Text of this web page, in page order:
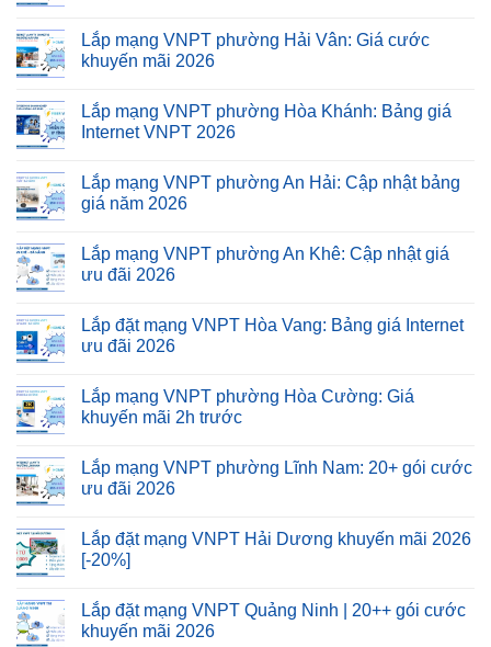
Lắp mạng VNPT phường Hải Vân: Giá cước
khuyến mãi 2026
Lắp mạng VNPT phường Hòa Khánh: Bảng giá
Internet VNPT 2026
Lắp mạng VNPT phường An Hải: Cập nhật bảng
giá năm 2026
Lắp mạng VNPT phường An Khê: Cập nhật giá
ưu đãi 2026
Lắp đặt mạng VNPT Hòa Vang: Bảng giá Internet
ưu đãi 2026
Lắp mạng VNPT phường Hòa Cường: Giá
khuyến mãi 2h trước
Lắp mạng VNPT phường Lĩnh Nam: 20+ gói cước
ưu đãi 2026
Lắp đặt mạng VNPT Hải Dương khuyến mãi 2026
[-20%]
Lắp đặt mạng VNPT Quảng Ninh | 20++ gói cước
khuyến mãi 2026